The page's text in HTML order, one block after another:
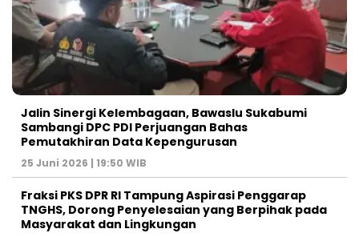
Jalin Sinergi Kelembagaan, Bawaslu Sukabumi
Sambangi DPC PDI Perjuangan Bahas
Pemutakhiran Data Kepengurusan
25 Juni 2026 | 19:50 WIB
‎Fraksi PKS DPR RI Tampung Aspirasi Penggarap
TNGHS, Dorong Penyelesaian yang Berpihak pada
Masyarakat dan Lingkungan‎